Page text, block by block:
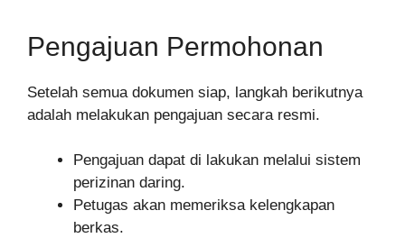
Pengajuan Permohonan
Setelah semua dokumen siap, langkah berikutnya
adalah melakukan pengajuan secara resmi.
Pengajuan dapat di lakukan melalui sistem
perizinan daring.
Petugas akan memeriksa kelengkapan
berkas.